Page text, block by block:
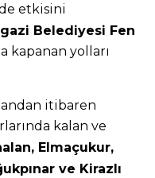
etkisini
Belediyesi Fen
kapanan yolları
andan itibaren
kalan ve
Elmaçukur,
ve Kirazlı